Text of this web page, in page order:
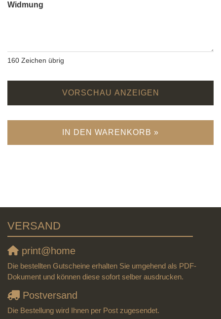
Widmung
160 Zeichen übrig
VORSCHAU ANZEIGEN
IN DEN WARENKORB »
VERSAND
print@home
Die bestellten Gutscheine erhalten Sie umgehend als PDF-
Dokument und können diese sofort selber ausdrucken.
Postversand
Die Bestellung wird Ihnen per Post zugesendet.